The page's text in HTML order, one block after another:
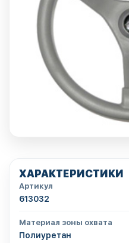
ХАРАКТЕРИСТИКИ
Артикул
613032
Материал зоны охвата
Полиуретан